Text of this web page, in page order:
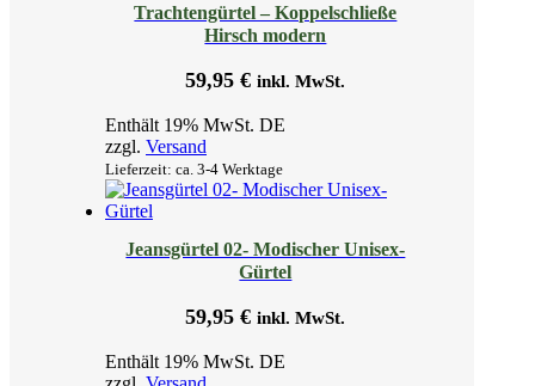
Trachtengürtel – Koppelschließe
Hirsch modern
59,95€ inkl. MwSt.
Enthält 19% MwSt. DE
zzgl. Versand
Lieferzeit: ca. 3-4 Werktage
Jeansgürtel 02- Modischer Unisex-
Gürtel
59,95€ inkl. MwSt.
Enthält 19% MwSt. DE